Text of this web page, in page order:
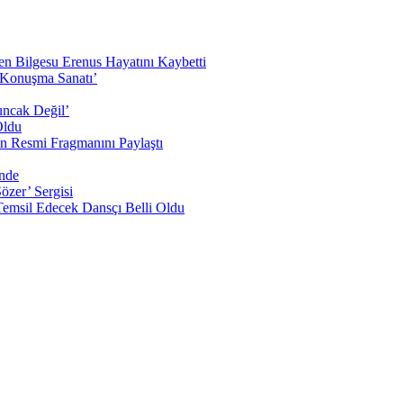
Bilgesu Erenus Hayatını Kaybetti
Sanatı’
Değil’
Fragmanını Paylaştı
Sergisi
Edecek Dansçı Belli Oldu